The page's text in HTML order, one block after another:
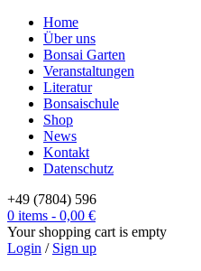
Home
Über uns
Bonsai Garten
Veranstaltungen
Literatur
Bonsaischule
Shop
News
Kontakt
Datenschutz
+49 (7804) 596
0 items - 0,00 €
Your shopping cart is empty
Login / Sign up